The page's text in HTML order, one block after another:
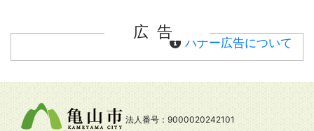
広告
バナー広告について
法人番号：9000020242101